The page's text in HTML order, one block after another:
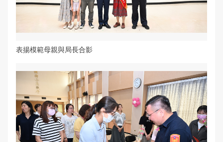
表揚模範母親與局長合影